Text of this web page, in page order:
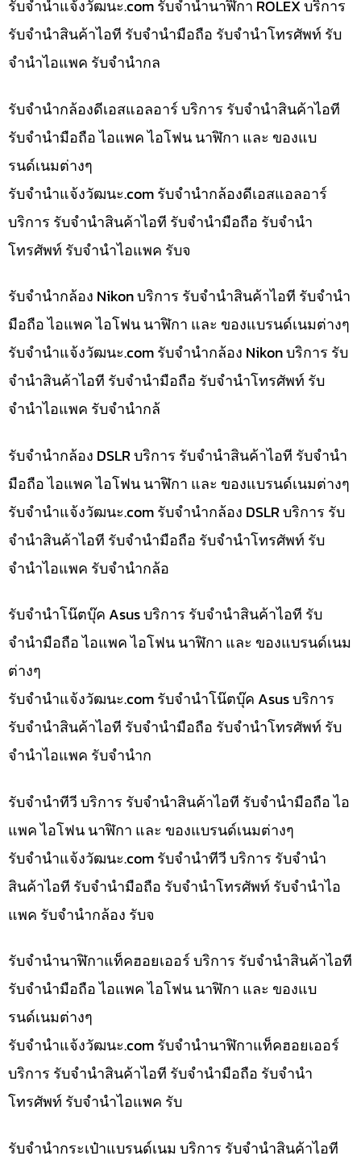
รับจํานําแจ้งวัฒนะ.com รับจำนำนาฬิกา ROLEX บริการ
รับจำนำสินค้าไอที รับจำนำมือถือ รับจำนำโทรศัพท์ รับ
จำนำไอแพค รับจำนำกล
รับจำนำกล้องดีเอสแอลอาร์ บริการ รับจำนำสินค้าไอที
รับจำนำมือถือ ไอแพค ไอโฟน นาฬิกา และ ของแบ
รนด์เนมต่างๆ
รับจํานําแจ้งวัฒนะ.com รับจำนำกล้องดีเอสแอลอาร์
บริการ รับจำนำสินค้าไอที รับจำนำมือถือ รับจำนำ
โทรศัพท์ รับจำนำไอแพค รับจ
รับจำนำกล้อง Nikon บริการ รับจำนำสินค้าไอที รับจำนำ
มือถือ ไอแพค ไอโฟน นาฬิกา และ ของแบรนด์เนมต่างๆ
รับจํานําแจ้งวัฒนะ.com รับจำนำกล้อง Nikon บริการ รับ
จำนำสินค้าไอที รับจำนำมือถือ รับจำนำโทรศัพท์ รับ
จำนำไอแพค รับจำนำกล้
รับจำนำกล้อง DSLR บริการ รับจำนำสินค้าไอที รับจำนำ
มือถือ ไอแพค ไอโฟน นาฬิกา และ ของแบรนด์เนมต่างๆ
รับจํานําแจ้งวัฒนะ.com รับจำนำกล้อง DSLR บริการ รับ
จำนำสินค้าไอที รับจำนำมือถือ รับจำนำโทรศัพท์ รับ
จำนำไอแพค รับจำนำกล้อ
รับจำนำโน๊ตบุ๊ค Asus บริการ รับจำนำสินค้าไอที รับ
จำนำมือถือ ไอแพค ไอโฟน นาฬิกา และ ของแบรนด์เนม
ต่างๆ
รับจํานําแจ้งวัฒนะ.com รับจำนำโน๊ตบุ๊ค Asus บริการ
รับจำนำสินค้าไอที รับจำนำมือถือ รับจำนำโทรศัพท์ รับ
จำนำไอแพค รับจำนำก
รับจำนำทีวี บริการ รับจำนำสินค้าไอที รับจำนำมือถือ ไอ
แพค ไอโฟน นาฬิกา และ ของแบรนด์เนมต่างๆ
รับจํานําแจ้งวัฒนะ.com รับจำนำทีวี บริการ รับจำนำ
สินค้าไอที รับจำนำมือถือ รับจำนำโทรศัพท์ รับจำนำไอ
แพค รับจำนำกล้อง รับจ
รับจำนำนาฬิกาแท็คฮอยเออร์ บริการ รับจำนำสินค้าไอที
รับจำนำมือถือ ไอแพค ไอโฟน นาฬิกา และ ของแบ
รนด์เนมต่างๆ
รับจํานําแจ้งวัฒนะ.com รับจำนำนาฬิกาแท็คฮอยเออร์
บริการ รับจำนำสินค้าไอที รับจำนำมือถือ รับจำนำ
โทรศัพท์ รับจำนำไอแพค รับ
รับจำนำกระเป๋าแบรนด์เนม บริการ รับจำนำสินค้าไอที